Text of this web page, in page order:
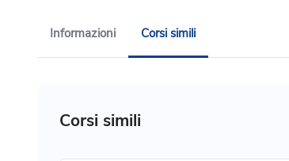
Informazioni Corsi simili
Corsi simili